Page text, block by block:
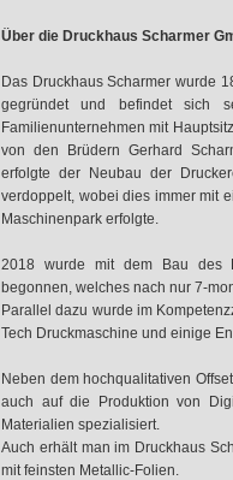
Über die Druckhaus Scharmer
Das Druckhaus Scharmer wurde
gegründet und befindet sich
Familienunternehmen mit
von den Brüdern Gerhard
erfolgte der Neubau der
verdoppelt, wobei dies immer mit
Maschinenpark erfolgte.
2018 wurde mit dem Bau des
begonnen, welches nach nur 7-
Parallel dazu wurde im
Tech Druckmaschine und einige
Neben dem hochqualitativen
auch auf die Produktion von
Materialien spezialisiert.
Auch erhält man im Druckhaus
mit feinsten Metallic-Folien.